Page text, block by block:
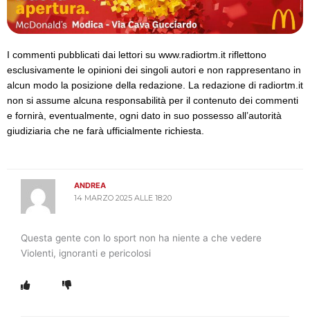
I commenti pubblicati dai lettori su www.radiortm.it riflettono
esclusivamente le opinioni dei singoli autori e non rappresentano in
alcun modo la posizione della redazione. La redazione di radiortm.it
non si assume alcuna responsabilità per il contenuto dei commenti
e fornirà, eventualmente, ogni dato in suo possesso all’autorità
giudiziaria che ne farà ufficialmente richiesta.
ANDREA
14 MARZO 2025 ALLE 18:20
Questa gente con lo sport non ha niente a che vedere
Violenti, ignoranti e pericolosi